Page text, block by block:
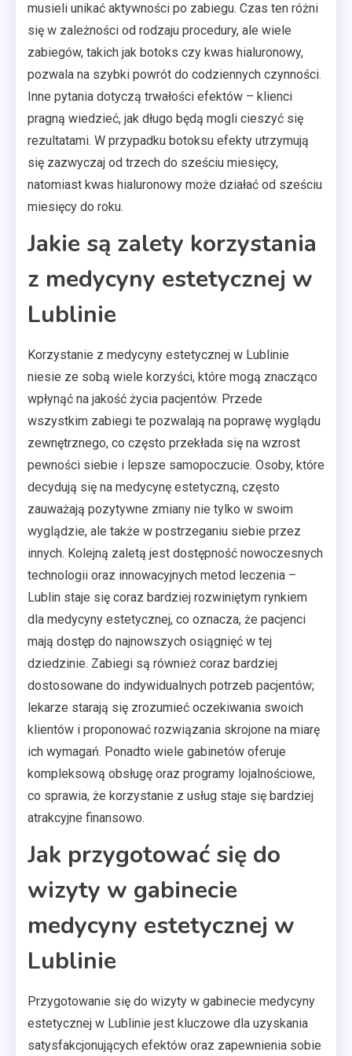
musieli unikać aktywności po zabiegu. Czas ten różni
się w zależności od rodzaju procedury, ale wiele
zabiegów, takich jak botoks czy kwas hialuronowy,
pozwala na szybki powrót do codziennych czynności.
Inne pytania dotyczą trwałości efektów – klienci
pragną wiedzieć, jak długo będą mogli cieszyć się
rezultatami. W przypadku botoksu efekty utrzymują
się zazwyczaj od trzech do sześciu miesięcy,
natomiast kwas hialuronowy może działać od sześciu
miesięcy do roku.
Jakie są zalety korzystania
z medycyny estetycznej w
Lublinie
Korzystanie z medycyny estetycznej w Lublinie
niesie ze sobą wiele korzyści, które mogą znacząco
wpłynąć na jakość życia pacjentów. Przede
wszystkim zabiegi te pozwalają na poprawę wyglądu
zewnętrznego, co często przekłada się na wzrost
pewności siebie i lepsze samopoczucie. Osoby, które
decydują się na medycynę estetyczną, często
zauważają pozytywne zmiany nie tylko w swoim
wyglądzie, ale także w postrzeganiu siebie przez
innych. Kolejną zaletą jest dostępność nowoczesnych
technologii oraz innowacyjnych metod leczenia –
Lublin staje się coraz bardziej rozwiniętym rynkiem
dla medycyny estetycznej, co oznacza, że pacjenci
mają dostęp do najnowszych osiągnięć w tej
dziedzinie. Zabiegi są również coraz bardziej
dostosowane do indywidualnych potrzeb pacjentów;
lekarze starają się zrozumieć oczekiwania swoich
klientów i proponować rozwiązania skrojone na miarę
ich wymagań. Ponadto wiele gabinetów oferuje
kompleksową obsługę oraz programy lojalnościowe,
co sprawia, że korzystanie z usług staje się bardziej
atrakcyjne finansowo.
Jak przygotować się do
wizyty w gabinecie
medycyny estetycznej w
Lublinie
Przygotowanie się do wizyty w gabinecie medycyny
estetycznej w Lublinie jest kluczowe dla uzyskania
satysfakcjonujących efektów oraz zapewnienia sobie